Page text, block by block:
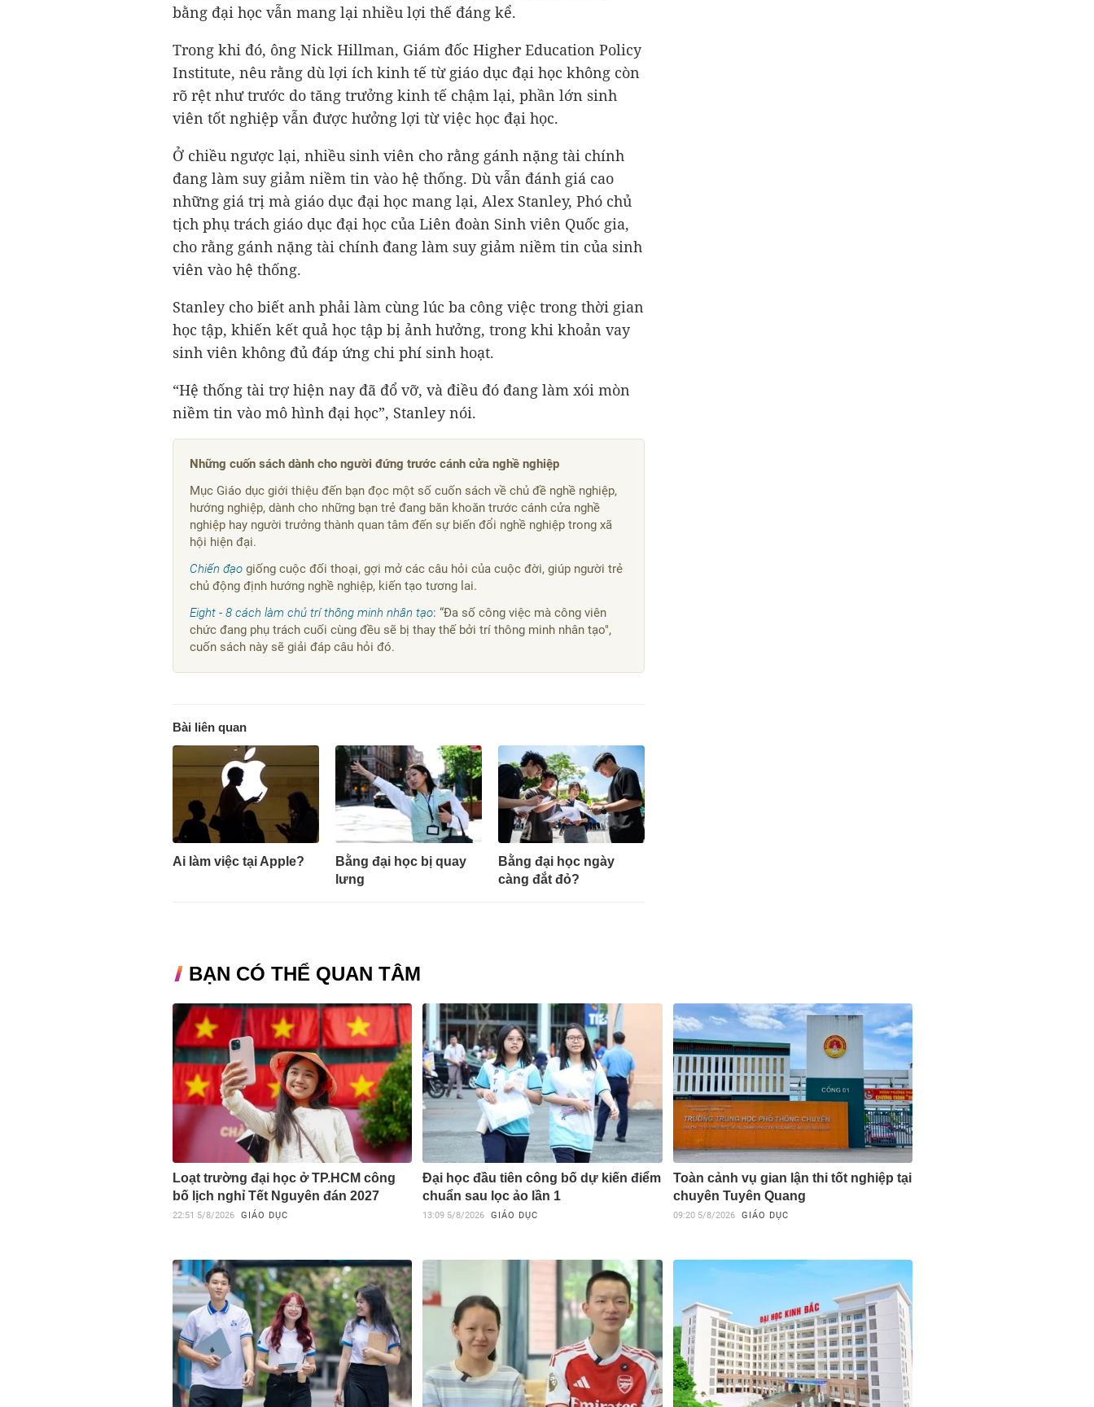
bằng đại học vẫn mang lại nhiều lợi thế đáng kể.
Trong khi đó, ông Nick Hillman, Giám đốc Higher Education Policy
Institute, nêu rằng dù lợi ích kinh tế từ giáo dục đại học không còn
rõ rệt như trước do tăng trưởng kinh tế chậm lại, phần lớn sinh
viên tốt nghiệp vẫn được hưởng lợi từ việc học đại học.
Ở chiều ngược lại, nhiều sinh viên cho rằng gánh nặng tài chính
đang làm suy giảm niềm tin vào hệ thống. Dù vẫn đánh giá cao
những giá trị mà giáo dục đại học mang lại, Alex Stanley, Phó chủ
tịch phụ trách giáo dục đại học của Liên đoàn Sinh viên Quốc gia,
cho rằng gánh nặng tài chính đang làm suy giảm niềm tin của sinh
viên vào hệ thống.
Stanley cho biết anh phải làm cùng lúc ba công việc trong thời gian
học tập, khiến kết quả học tập bị ảnh hưởng, trong khi khoản vay
sinh viên không đủ đáp ứng chi phí sinh hoạt.
“Hệ thống tài trợ hiện nay đã đổ vỡ, và điều đó đang làm xói mòn
niềm tin vào mô hình đại học”, Stanley nói.
Những cuốn sách dành cho người đứng trước cánh cửa nghề nghiệp
Mục Giáo dục giới thiệu đến bạn đọc một số cuốn sách về chủ đề nghề nghiệp,
hướng nghiệp, dành cho những bạn trẻ đang băn khoăn trước cánh cửa nghề
nghiệp hay người trưởng thành quan tâm đến sự biến đổi nghề nghiệp trong xã
hội hiện đại.
Chiến đạo giống cuộc đối thoại, gợi mở các câu hỏi của cuộc đời, giúp người trẻ
chủ động định hướng nghề nghiệp, kiến tạo tương lai.
Eight - 8 cách làm chủ trí thông minh nhân tạo: “Đa số công việc mà công viên
chức đang phụ trách cuối cùng đều sẽ bị thay thế bởi trí thông minh nhân tạo",
cuốn sách này sẽ giải đáp câu hỏi đó.
Bài liên quan
Ai làm việc tại Apple?
Bằng đại học bị quay
lưng
Bằng đại học ngày
càng đắt đỏ?
BẠN CÓ THỂ QUAN TÂM
Loạt trường đại học ở TP.HCM công
bố lịch nghỉ Tết Nguyên đán 2027
22:51 5/8/2026 GIÁO DỤC
Đại học đầu tiên công bố dự kiến điểm
chuẩn sau lọc ảo lần 1
13:09 5/8/2026 GIÁO DỤC
Toàn cảnh vụ gian lận thi tốt nghiệp tại
chuyên Tuyên Quang
09:20 5/8/2026 GIÁO DỤC